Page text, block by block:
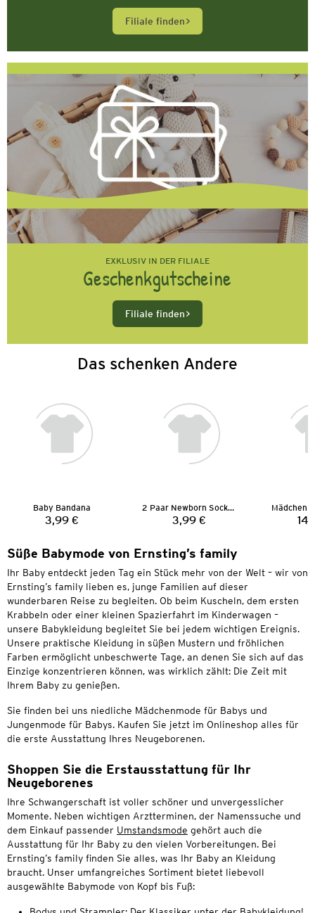
Filiale finden
EXKLUSIV IN DER FILIALE
Geschenkgutscheine
Filiale finden
Das schenken Andere
Baby Bandana
Preis:
3,99 €
2 Paar Newborn Socken
Preis:
3,99 €
Mädchen
Süße Babymode von Ernsting’s family
Ihr Baby entdeckt jeden Tag ein Stück mehr von der Welt – wir von
Ernsting’s family lieben es, junge Familien auf dieser
wunderbaren Reise zu begleiten. Ob beim Kuscheln, dem ersten
Krabbeln oder einer kleinen Spazierfahrt im Kinderwagen –
unsere Babykleidung begleitet Sie bei jedem wichtigen Ereignis.
Unsere praktische Kleidung in süßen Mustern und fröhlichen
Farben ermöglicht unbeschwerte Tage, an denen Sie sich auf das
Einzige konzentrieren können, was wirklich zählt: Die Zeit mit
Ihrem Baby zu genießen.
Sie finden bei uns niedliche Mädchenmode für Babys und
Jungenmode für Babys. Kaufen Sie jetzt im Onlineshop alles für
die erste Ausstattung Ihres Neugeborenen.
Shoppen Sie die Erstausstattung für Ihr
Neugeborenes
Ihre Schwangerschaft ist voller schöner und unvergesslicher
Momente. Neben wichtigen Arztterminen, der Namenssuche und
dem Einkauf passender Umstandsmode gehört auch die
Ausstattung für Ihr Baby zu den vielen Vorbereitungen. Bei
Ernsting’s family finden Sie alles, was Ihr Baby an Kleidung
braucht. Unser umfangreiches Sortiment bietet liebevoll
ausgewählte Babymode von Kopf bis Fuß: